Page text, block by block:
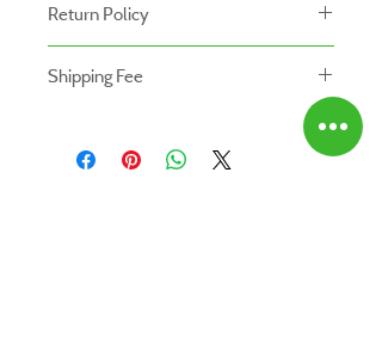
หน้าร้านและสาขาของเรา
-ระยะเวลารับประกันสินค้าบนเว็ปไซท์อาจจะแตก
ต่างจากการซื้อสินค้าหน้าร้าน
Return Policy
- สินค้าสามารถคืนได้ภายใน 7 วัน หลังจากรับ
- สินค้าต้องอยู่ในสภาพที่สมบูรณ์ พร้อมกล่อง
Shipping Fee
- สินค้ายังไม่รวมค่าจัดส่ง ผู้ซื้อเป็นผู้รับผิดชอบ
ค่าจัดส่ง